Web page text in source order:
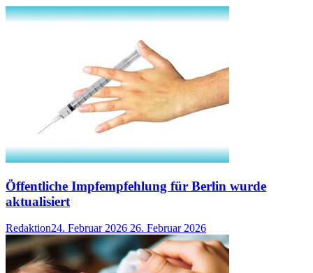
Öffentliche Impfempfehlung für Berlin wurde
aktualisiert
Redaktion24. Februar 2026 26. Februar 2026